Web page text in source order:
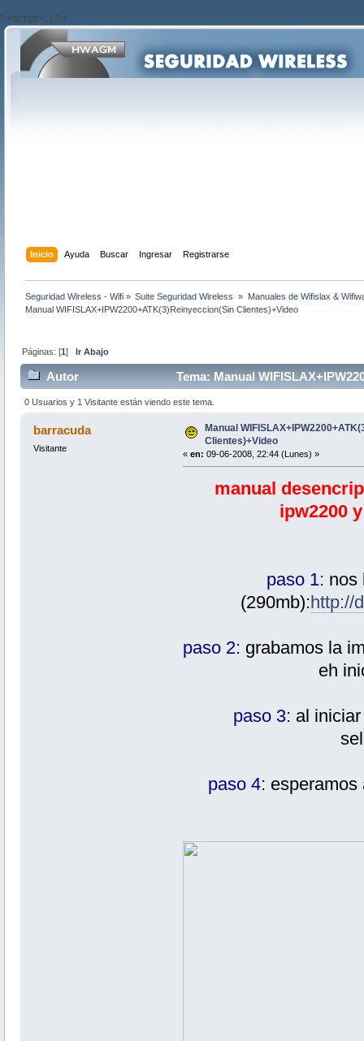
?>/script>'; } ?>
Inicio Ayuda Buscar Ingresar Registrarse
Seguridad Wireless - Wifi » Suite Seguridad Wireless » Manuales de Wifislax &
Manual WIFISLAX+IPW2200+ATK(3)Reinyeccion(Sin Clientes)+Video
Páginas: [1]Ir Abajo
Autor Tema: Manual
0 Usuarios y 1 Visitante están viendo este tema.
barracuda
Visitante
Manual
Clientes)+Video
« en: 09-06-2008, 22:44 (Lunes) »
manual
ipw2200
paso 1: nos
(290mb):http://
paso 2: grabamos la
eh
paso 3: al
paso 4: esperamos